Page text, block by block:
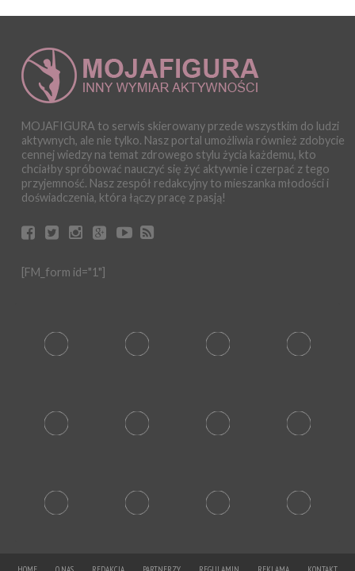
MOJAFIGURA to serwis skierowany przede wszystkim do ludzi
aktywnych, ale nie tylko. Nasz portal umożliwia również zdobycie
cennej wiedzy na temat zdrowego stylu życia każdemu, kto
chciałby spróbować nauczyć się żyć aktywnie i czerpać z tego
przyjemność. Nasz zespół redakcyjny to mieszanka młodości i
doświadczenia, która łączy pracę z pasją!
[FM_form id="1"]